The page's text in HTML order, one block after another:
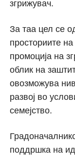
згрижувач.
За таа цел се
просториите
промоција на
облик на
овозможува
развој во
семејство.
поддршка на